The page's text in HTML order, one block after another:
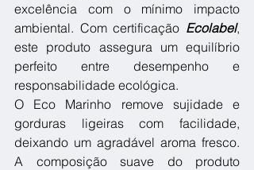
excelência com o mínimo impacto
ambiental. Com certificação Ecolabel,
este produto assegura um equilíbrio
perfeito entre desempenho e
responsabilidade ecológica.
O Eco Marinho remove sujidade e
gorduras ligeiras com facilidade,
deixando um agradável aroma fresco.
A composição suave do produto